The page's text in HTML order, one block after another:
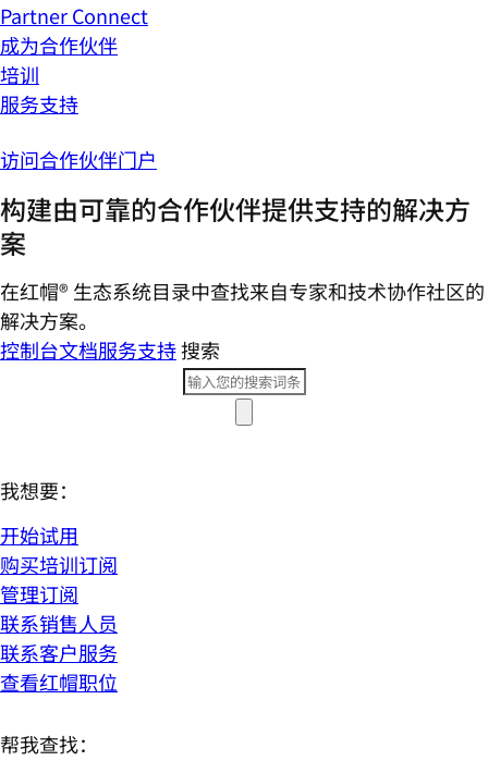
Partner Connect
成为合作伙伴
培训
服务支持
访问合作伙伴门户
构建由可靠的合作伙伴提供支持的解决方
案
在红帽® 生态系统目录中查找来自专家和技术协作社区的
解决方案。
控制台文档服务支持搜索
我想要：
开始试用
购买培训订阅
管理订阅
联系销售人员
联系客户服务
查看红帽职位
帮我查找：